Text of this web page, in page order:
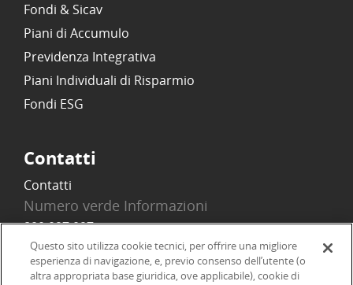
Fondi & Sicav
Piani di Accumulo
Previdenza Integrativa
Piani Individuali di Risparmio
Fondi ESG
Contatti
Contatti
Numero verde Informazioni
800 097 097
Email
info@onlinesim.it
Questo sito utilizza cookie tecnici, per offrire una migliore
esperienza di navigazione, e, previo consenso dell’utente (o
altra appropriata base giuridica, ove applicabile), cookie di